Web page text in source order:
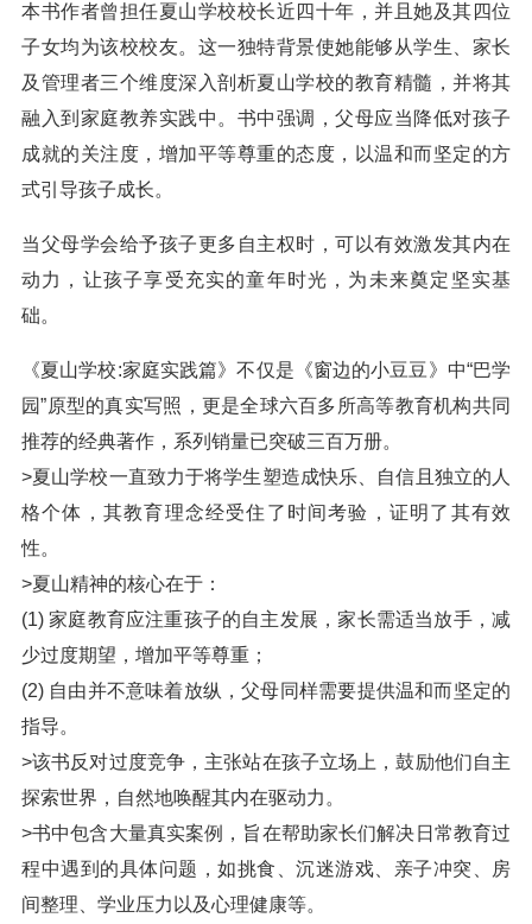
本书作者曾担任夏山学校校长近四十年，并且她及其四位
子女均为该校校友。这一独特背景使她能够从学生、家长
及管理者三个维度深入剖析夏山学校的教育精髓，并将其
融入到家庭教养实践中。书中强调，父母应当降低对孩子
成就的关注度，增加平等尊重的态度，以温和而坚定的方
式引导孩子成长。
当父母学会给予孩子更多自主权时，可以有效激发其内在
动力，让孩子享受充实的童年时光，为未来奠定坚实基
础。
《夏山学校:家庭实践篇》不仅是《窗边的小豆豆》中“巴学
园”原型的真实写照，更是全球六百多所高等教育机构共同
推荐的经典著作，系列销量已突破三百万册。
>夏山学校一直致力于将学生塑造成快乐、自信且独立的人
格个体，其教育理念经受住了时间考验，证明了其有效
性。
>夏山精神的核心在于：
(1) 家庭教育应注重孩子的自主发展，家长需适当放手，减
少过度期望，增加平等尊重；
(2) 自由并不意味着放纵，父母同样需要提供温和而坚定的
指导。
>该书反对过度竞争，主张站在孩子立场上，鼓励他们自主
探索世界，自然地唤醒其内在驱动力。
>书中包含大量真实案例，旨在帮助家长们解决日常教育过
程中遇到的具体问题，如挑食、沉迷游戏、亲子冲突、房
间整理、学业压力以及心理健康等。